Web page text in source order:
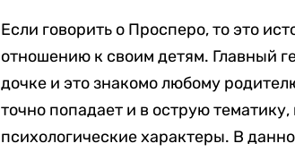
Если говорить о Просперо, то это
отношению к своим детям. Главный
дочке и это знакомо любому
точно попадает и в острую
психологические характеры. В